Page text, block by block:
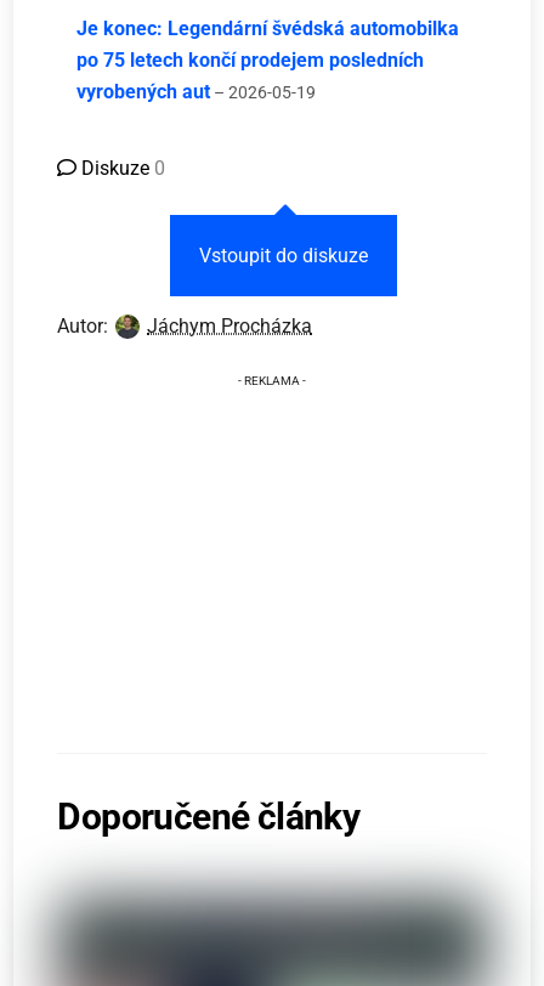
Je konec: Legendární švédská automobilka
po 75 letech končí prodejem posledních
vyrobených aut – 2026-05-19
Diskuze 0
Vstoupit do diskuze
Autor: Jáchym Procházka
Doporučené články